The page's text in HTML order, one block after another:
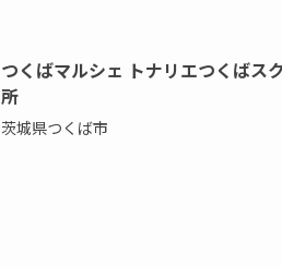
つくばマルシェ トナリエつくばス
所
茨城県つくば市